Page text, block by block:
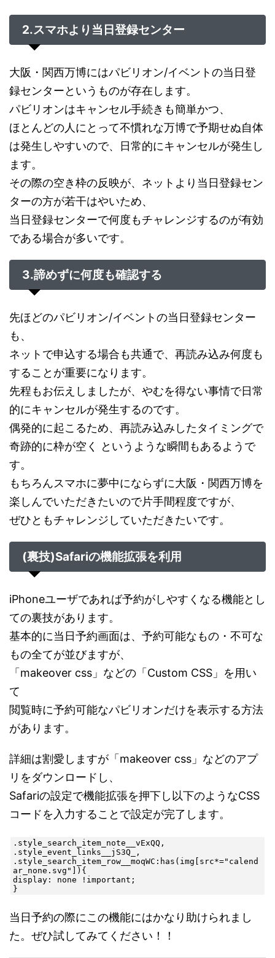
2.スマホより当日登録センター
大阪・関西万博にはパビリオン/イベントの当日登
録センターというものが存在します。
パビリオンはキャンセル手続きも簡単かつ、
ほとんどの人にとって不慣れな万博で予期せぬ自体
は発生しやすいので、日常的にキャンセルが発生し
ます。
その際の空き枠の反映が、ネットより当日登録セン
ターの方が若干はやいため、
当日登録センターで何度もチャレンジするのが有効
である場合が多いです。
3.諦めずに何度も確認する
先ほどのパビリオン/イベントの当日登録センター
も、
ネットで申込する場合も共通で、再読み込み何度も
することが重要になります。
先程もお伝えしましたが、やむを得ない事情で日常
的にキャンセルが発生するのです。
偶発的に起こるため、再読み込みしたタイミングで
奇跡的に枠が空く というような瞬間もあるようで
す。
もちろんスマホに夢中にならずに大阪・関西万博を
楽しんでいただきたいので片手間程度ですが、
ぜひともチャレンジしていただきたいです。
(裏技)Safariの機能拡張を利用
iPhoneユーザであれば予約がしやすくなる機能とし
ての裏技があります。
基本的に当日予約画面は、予約可能なもの・不可な
もの全てが並びますが、
「makeover css」などの「Custom CSS」を用い
て
閲覧時に予約可能なパビリオンだけを表示する方法
があります。
詳細は割愛しますが「makeover css」などのアプ
リをダウンロードし、
Safariの設定で機能拡張を押下し以下のようなCSS
コードを入力することで設定が完了します。
.style_search_item_note__vExQQ,
.style_event_links__jS3Q_,
.style_search_item_row__moqWC:has(img[src*="calend
ar_none.svg"]){
display: none !important;
}
当日予約の際にこの機能にはかなり助けられまし
た。ぜひ試してみてください！！